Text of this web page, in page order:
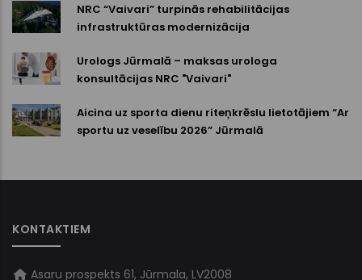
NRC “Vaivari” turpinās rehabilitācijas
infrastruktūras modernizācija
Urologs Jūrmalā – maksas urologa
konsultācijas NRC "Vaivari"
Aicina uz sporta dienu riteņkrēslu lietotājiem “Ar
sportu uz veselību 2026” Jūrmalā
KONTAKTIEM
Asaru prospekts 61, Jūrmala, LV2008